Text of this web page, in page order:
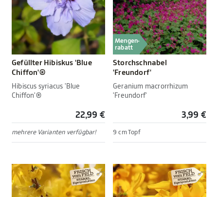
Gefüllter Hibiskus 'Blue
Chiffon'®
Hibiscus syriacus 'Blue
Chiffon'®
22,99 €
mehrere Varianten verfügbar!
Mengen-
rabatt
Storchschnabel
'Freundorf'
Geranium macrorrhizum
'Freundorf'
3,99 €
9 cm Topf